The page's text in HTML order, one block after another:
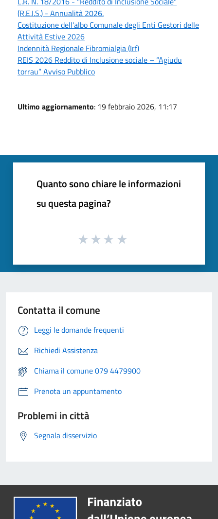
(R.E.I.S.) - Annualità 2026.
Costituzione dell'albo Comunale degli Enti Gestori delle
Attività Estive 2026
Indennità Regionale Fibromialgia (Irf)
REIS 2026 Reddito di Inclusione sociale – “Agiudu
torrau” Avviso Pubblico
Ultimo aggiornamento: 19 febbraio 2026, 11:17
Quanto sono chiare le informazioni
su questa pagina?
Contatta il comune
Leggi le domande frequenti
Richiedi Assistenza
Chiama il comune 079 4479900
Prenota un appuntamento
Problemi in città
Segnala disservizio